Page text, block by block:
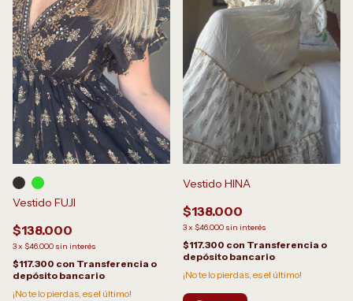
Vestido FUJI
$138.000
3x $46.000 sin interés
$117.300 con Transferencia o
depósito bancario
¡No te lo pierdas, es el último!
Vestido HINA
$138.000
3x $46.000 sin interés
$117.300 con Transferencia o
depósito bancario
¡No te lo pierdas, es el último!